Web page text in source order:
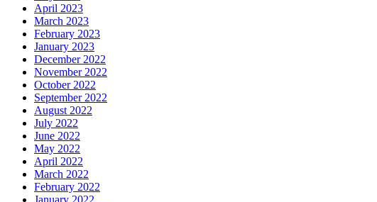
April 2023
March 2023
February 2023
January 2023
December 2022
November 2022
October 2022
September 2022
August 2022
July 2022
June 2022
May 2022
April 2022
March 2022
February 2022
January 2022